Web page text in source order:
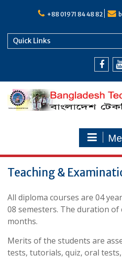
+88 01971 84 48 82
Quick Links
Teaching &
All diploma courses are 04
08 semesters. The duration of
months.
Merits of the students are
tests, tutorials, quiz, oral